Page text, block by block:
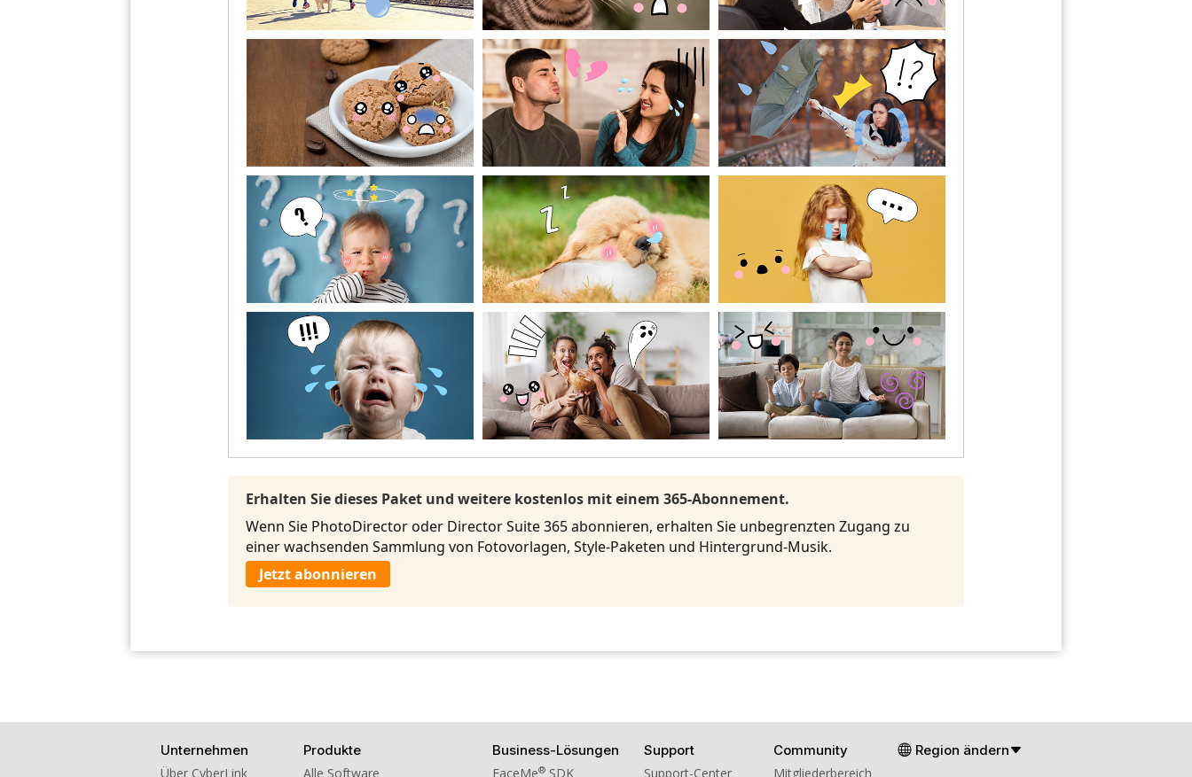
Erhalten Sie dieses Paket und weitere kostenlos mit einem 365-Abonnement.
Wenn Sie PhotoDirector oder Director Suite 365 abonnieren, erhalten Sie unbegrenzten Zugang zu
einer wachsenden Sammlung von Fotovorlagen, Style-Paketen und Hintergrund-Musik.
Jetzt abonnieren
Unternehmen
Über CyberLink
Produkte
Alle Software
Business-Lösungen
FaceMe® SDK
Support
Support-Center
Community
Mitgliederbereich
Region ändern